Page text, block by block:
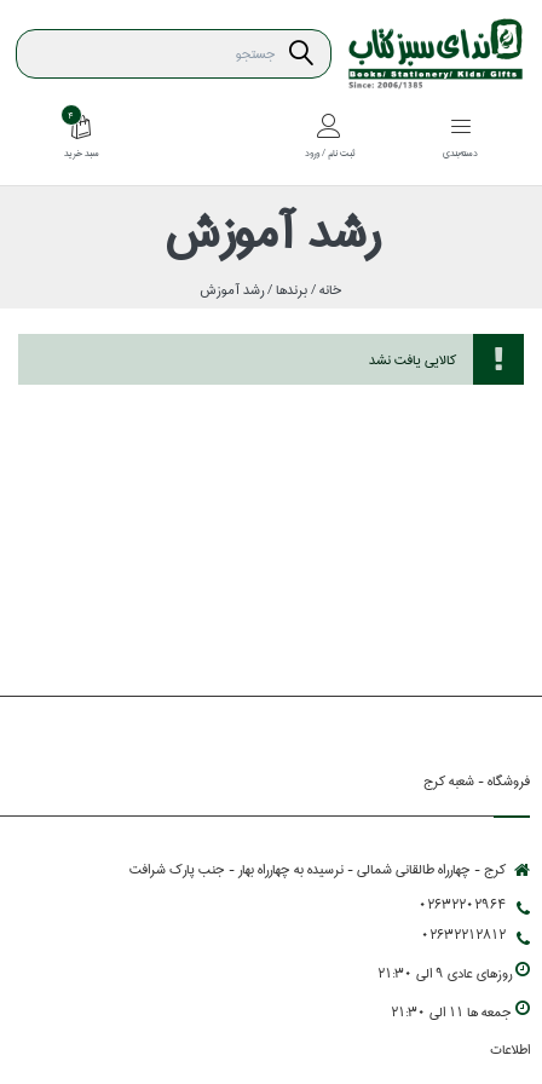
دسته‌بندي ثبت نام / ورود
4
سبد خريد
رشد آموزش
خانه /برندها /رشد آموزش
كالايي يافت نشد
فروشگاه - شعبه کرج
کرج - چهارراه طالقانی شمالی - نرسیده به چهارراه بهار - جنب پارك شرافت
02632202964
02632212812
روزهاي عادي 9 الي 21:30
جمعه ها 11 الي 21:30
اطلاعات